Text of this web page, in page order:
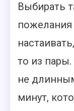
Выбирать
то из
не
минут,